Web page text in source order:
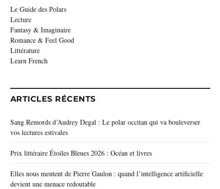
Le Guide des Polars
Lecture
Fantasy & Imaginaire
Romance & Feel Good
Littérature
Learn French
ARTICLES RÉCENTS
Sang Remords d’Audrey Degal : Le polar occitan qui va bouleverser
vos lectures estivales
Prix littéraire Étoiles Bleues 2026 : Océan et livres
Elles nous mentent de Pierre Gaulon : quand l’intelligence artificielle
devient une menace redoutable